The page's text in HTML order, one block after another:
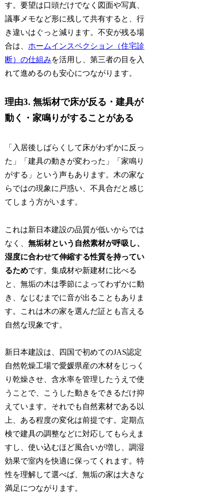
す。要望は口頭だけでなく図面や写真、
議事メモなど形に残して共有すると、行
き違いはぐっと減ります。不安が残る場
合は、 ホームインスペクション（住宅診
断）の仕組みを活用し、第三者の目を入
れて進めるのも安心につながります。
理由3. 無垢材で床が反る・建具が
動く・家鳴りがすることがある
「入居後しばらくして床がわずかに反っ
た」「建具の動きが変わった」「家鳴り
がする」という声もあります。木の家な
らではの現象に戸惑い、不具合だと感じ
てしまう方がいます。
これは新日本建設の品質が低いからでは
なく、無垢材という自然素材が呼吸し、
湿度に合わせて伸縮する性質を持ってい
るためです。集成材や新建材に比べる
と、無垢の木は季節によってわずかに動
き、なじむまでに音が出ることもありま
す。これは木の家を選んだ証とも言える
自然な現象です。
新日本建設は、四国で初めてのJAS認定
自然乾燥工場で愛媛県産の木材をじっく
り乾燥させ、含水率を管理したうえで使
うことで、こうした動きをできるだけ抑
えています。それでも自然素材である以
上、ある程度の変化は前提です。定期点
検で建具の調整などに対応してもらえま
すし、使い込むほど風合いが増し、調湿
効果で室内を快適に保ってくれます。特
性を理解して選べば、無垢の家は大きな
満足につながります。